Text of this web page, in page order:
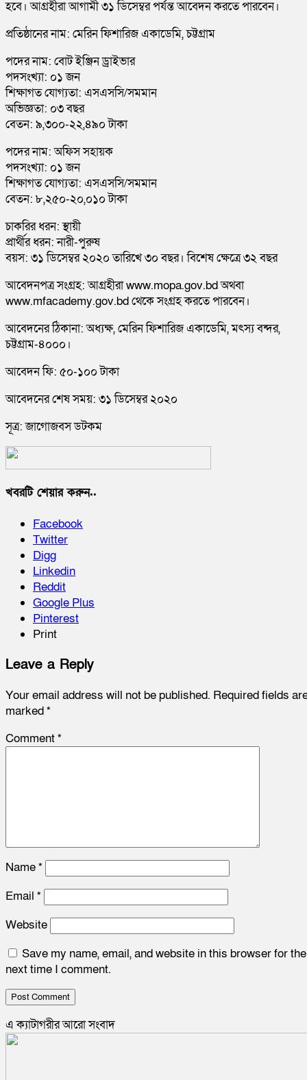
হবে। আগ্রহীরা আগামী ৩১ ডিসেম্বর পর্যন্ত আবেদন করতে পারবেন।
প্রতিষ্ঠানের নাম: মেরিন ফিশারিজ একাডেমি, চট্টগ্রাম
পদের নাম: বোট ইঞ্জিন ড্রাইভার
পদসংখ্যা: ০১ জন
শিক্ষাগত যোগ্যতা: এসএসসি/সমমান
অভিজ্ঞতা: ০৩ বছর
বেতন: ৯,৩০০-২২,৪৯০ টাকা
পদের নাম: অফিস সহায়ক
পদসংখ্যা: ০১ জন
শিক্ষাগত যোগ্যতা: এসএসসি/সমমান
বেতন: ৮,২৫০-২০,০১০ টাকা
চাকরির ধরন: স্থায়ী
প্রার্থীর ধরন: নারী-পুরুষ
বয়স: ৩১ ডিসেম্বর ২০২০ তারিখে ৩০ বছর। বিশেষ ক্ষেত্রে ৩২ বছর
আবেদনপত্র সংগ্রহ: আগ্রহীরা www.mopa.gov.bd অথবা
www.mfacademy.gov.bd থেকে সংগ্রহ করতে পারবেন।
আবেদনের ঠিকানা: অধ্যক্ষ, মেরিন ফিশারিজ একাডেমি, মৎস্য বন্দর,
চট্টগ্রাম-৪০০০।
আবেদন ফি: ৫০-১০০ টাকা
আবেদনের শেষ সময়: ৩১ ডিসেম্বর ২০২০
সূত্র: জাগোজবস ডটকম
খবরটি শেয়ার করুন..
Facebook
Twitter
Digg
Linkedin
Reddit
Google Plus
Pinterest
Print
Leave a Reply
Your email address will not be published. Required fields
marked*
Comment*
Name*
Email *
Website
Save my name, email, and website in this browser for the
next time I comment.
এ ক্যাটাগরীর আরো সংবাদ